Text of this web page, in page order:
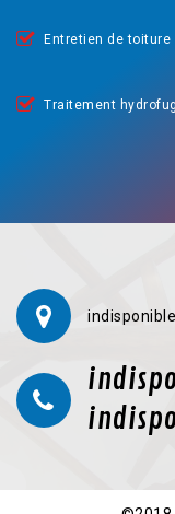
Entretien de toiture
Traitement
indisponible